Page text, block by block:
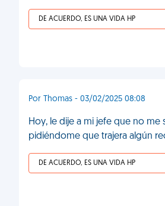
DE ACUERDO, ES UNA VIDA HP
Por Thomas - 03/02/2025 08:08
Hoy, le dije a mi jefe que no me
pidiéndome que trajera algún
DE ACUERDO, ES UNA VIDA HP